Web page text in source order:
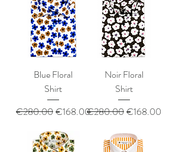
Blue Floral
Shirt
通常価格
€280.00セール価格
€168.00
Noir Floral
Shirt
通常価格
€280.00セール価格
€168.00